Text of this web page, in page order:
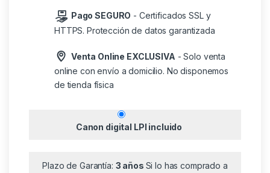
Pago SEGURO - Certificados SSL y
HTTPS. Protección de datos garantizada
Venta Online EXCLUSIVA - Solo venta
online con envío a domicilio. No disponemos
de tienda física
Canon digital LPI incluido
Plazo de Garantía: 3 años Si lo has comprado a